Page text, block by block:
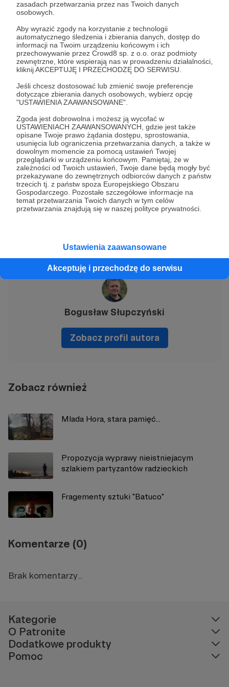
zasadach przetwarzania przez nas Twoich danych
osobowych.
Aby wyrazić zgody na korzystanie z technologii
automatycznego śledzenia i zbierania danych, dostęp do
informacji na Twoim urządzeniu końcowym i ich
przechowywanie przez Crowd8 sp. z o.o. oraz podmioty
zewnętrzne, które wspierają nas w prowadzeniu działalności,
kliknij AKCEPTUJĘ I PRZECHODZĘ DO SERWISU.
Jeśli chcesz dostosować lub zmienić swoje preferencje
dotyczące zbierania danych osobowych, wybierz opcję
"USTAWIENIA ZAAWANSOWANE".
Zgoda jest dobrowolna i możesz ją wycofać w
USTAWIENIACH ZAAWANSOWANYCH, gdzie jest także
opisane Twoje prawo żądania dostępu, sprostowania,
usunięcia lub ograniczenia przetwarzania danych, a także w
dowolnym momencie za pomocą ustawień Twojej
przeglądarki w urządzeniu końcowym. Pamiętaj, że w
zależności od Twoich ustawień, Twoje dane będą mogły być
przekazywane do zewnętrznych odbiorców danych z państw
trzecich tj. z państw spoza Europejskiego Obszaru
Gospodarczego. Pozostałe szczegółowe informacje na
temat przetwarzania Twoich danych w tym celów
przetwarzania znajdują się w naszej polityce prywatności.
Ustawienia zaawansowane
Akceptuję i przechodzę do serwisu
W perspektywie pokażemy niewielkie
fragmenty wykonywanych scen. W
najbliższych postach zaprezentujemy także
wybrane fragmenty tekstu.
Próbujemy gościnnie w salach Domu
Narodowego w Cieszynie i Świetlicy Krytyki
Politycznej w czasie gdy instytucje te w
udostępnionych nam salach, nie prowadzą
swojej działalności. Zdarza się także, że pewne
elementy przygotowań mają miejsce w
terenie otwartym np. w górach.
fot. B.S podczas przerwy obiadowej w
próbach.
Udostępnij
Bogusław Słupczyński
Zobacz profil autora
Zobacz również
Mlada Hora, stara pamięć...
Propozycja wyprawy nieistniejacym
szlakiem partyzantów radzieckich
Fragementy sztuki "Batuco"
Komentarze (0)
Brak komentarzy...
Kategorie
O Patronite
Dodatkowe produkty
Pomoc